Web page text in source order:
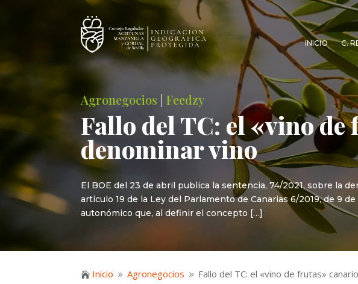
INICIO C.
Agronegocios |Feedzy
Fallo del TC: el «vino
denominar vino
El BOE del 23 de abril publica la sentencia, 74/2021, sobre la
artículo 19 de la Ley del Parlamento de Canarias 6/2019, de 9
autonómico que, al definir el concepto […]
 Inicio 9 Agronegocios 9 Fallo del TC: el «vino de frutas»